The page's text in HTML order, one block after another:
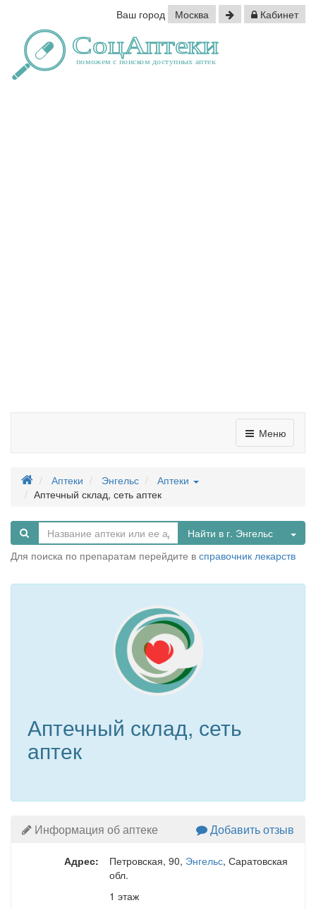
Ваш город Москва Кабинет
Меню
Аптеки Энгельс
Аптеки
Аптечный склад, сеть аптек
Найти в г. Энгельс
Для поиска по препаратам перейдите в справочник лекарств
Аптечный склад, сеть
аптек
Информация об аптеке Добавить отзыв
Адрес: Петровская, 90, Энгельс, Саратовская
обл.
1 этаж